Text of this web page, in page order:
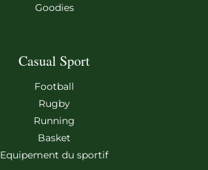
Goodies
Casual Sport
Football
Rugby
Running
Basket
Equipement du sportif